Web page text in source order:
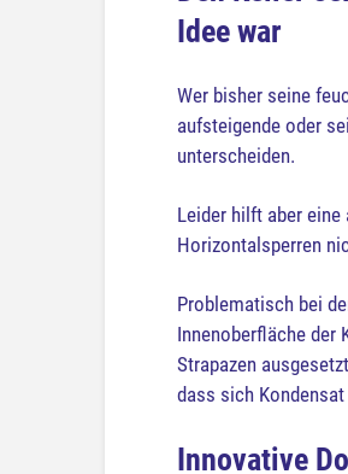
Idee war
Wer bisher seine
aufsteigende oder
unterscheiden.
Leider hilft aber
Horizontalsperren
Problematisch bei
Innenoberfläche der
Strapazen
dass sich
Innovative